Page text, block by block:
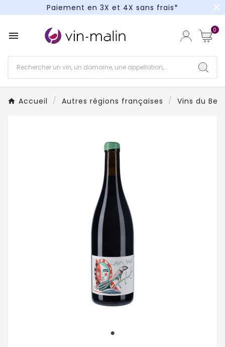
Paiement en 3X et 4X sans frais*
Paiement en 3X et 4X sans frais*
close
 0
Accueil Autres régions françaises Vins du